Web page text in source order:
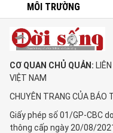
MÔI TRƯỜNG
CƠ QUAN CHỦ QUẢN:
VIỆT NAM
CHUYÊN TRANG CỦA BÁO
Giấy phép số 01/GP-CBC
thông cấp ngày 20/08/